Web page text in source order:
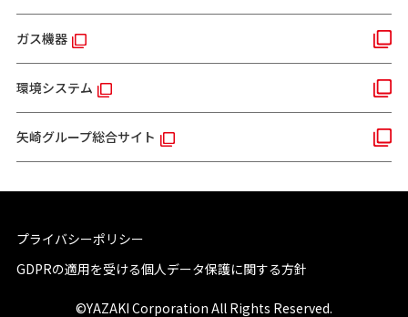
ガス機器
環境システム
矢崎グループ総合サイト
プライバシーポリシー
GDPRの適用を受ける個人データ保護に関する方針
©YAZAKI Corporation All Rights Reserved.